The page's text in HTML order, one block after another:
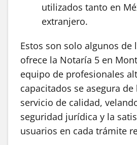
utilizados tanto en
extranjero.
Estos son solo algunos de
ofrece la Notaría 5 en
equipo de profesionales
capacitados se asegura
servicio de calidad,
seguridad jurídica y la
usuarios en cada trámite